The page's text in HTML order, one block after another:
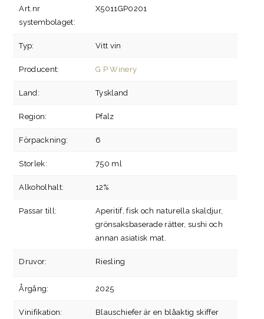
Art.nr
systembolaget:
X5011GP0201
Typ: Vitt vin
Producent: G P Winery
Land: Tyskland
Region: Pfalz
Förpackning: 6
Storlek: 750 ml
Alkoholhalt: 12%
Passar till:
Aperitif, fisk och naturella skaldjur,
grönsaksbaserade rätter, sushi och
annan asiatisk mat.
Druvor: Riesling
Årgång: 2025
Vinifikation:
Blauschiefer är en blåaktig skiffer